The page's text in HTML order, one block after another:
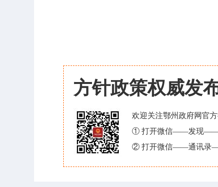
方针政策权威发
欢迎关注鄂州政府网官
① 打开微信——发现——
② 打开微信——通讯录